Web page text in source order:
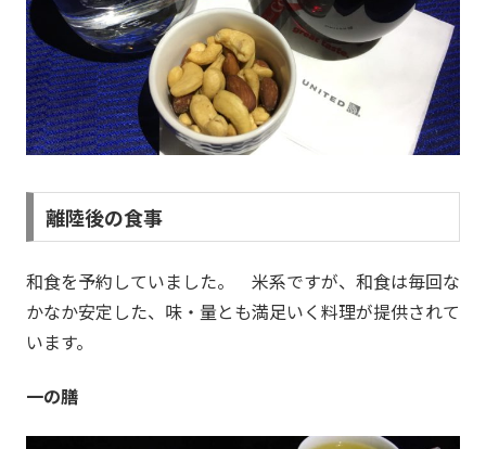
離陸後の食事
和食を予約していました。 米系ですが、和食は毎回な
かなか安定した、味・量とも満足いく料理が提供されて
います。
一の膳